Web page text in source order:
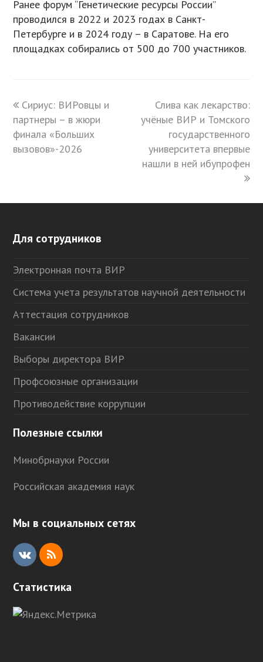
Ранее форум “Генетические ресурсы России”
проводился в 2022 и 2023 годах в Санкт-
Петербурге и в 2024 году – в Саратове. На его
площадках собирались от 500 до 700 участников.
previous
post:
Сириус: ВИРовцы и
партнеры – в жюри
финала «Больших
вызовов»-2026
next
post:
Слива как лекарство:
учёные ВИР и Томского
государственного
университета впервые
нашли в ней ибупрофен
Для сотрудников
Электронная почта ВИР
Система учета результатов научной деятельности
Аттестация сотрудников
Вакансии
Выборы директора ВИР
Профсоюзные организации
Противодействие коррупции
Полезные ссылки
Минобрнауки России
Российская академия наук
Мы в социальных сетях
V
R
Статистика